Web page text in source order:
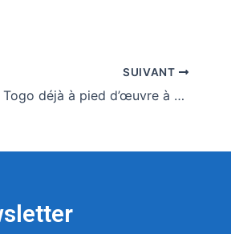
SUIVANT
Journées FIFA : les Éperviers du Togo déjà à pied d’œuvre à Rabat